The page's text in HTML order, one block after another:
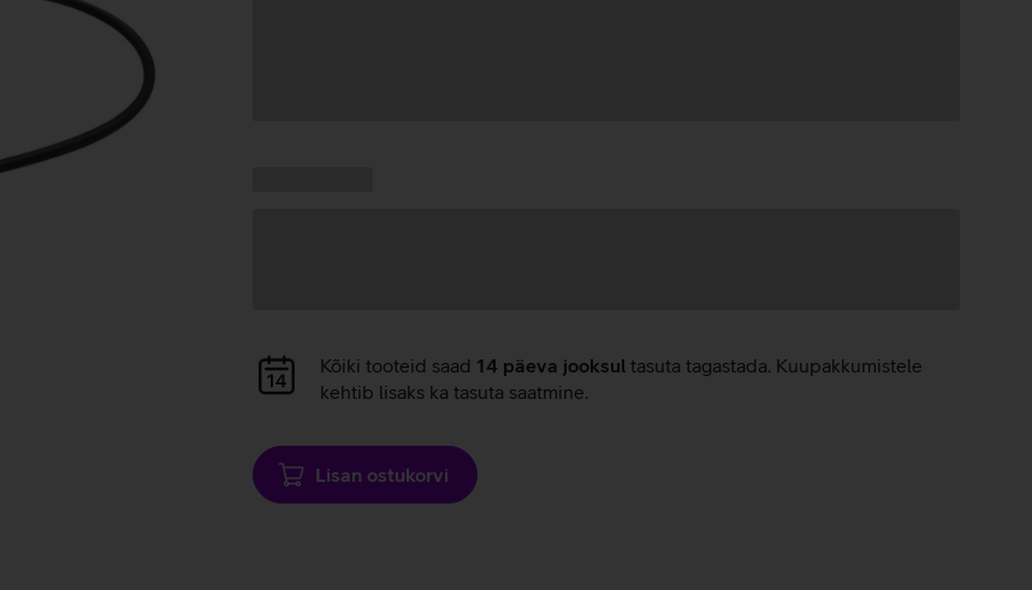
Andmete
laadimine
Kõiki tooteid saad 14 päeva jooksul tasuta tagastada. Kuupakkumistele
kehtib lisaks ka tasuta saatmine.
Lisan ostukorvi